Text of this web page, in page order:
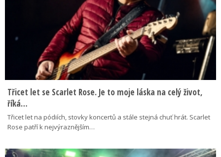
Třicet let se Scarlet Rose. Je to moje láska na celý život,
říká…
Třicet let na pódiích, stovky koncertů a stále stejná chuť hrát. Scarlet
Rose patří k nejvýraznějším…